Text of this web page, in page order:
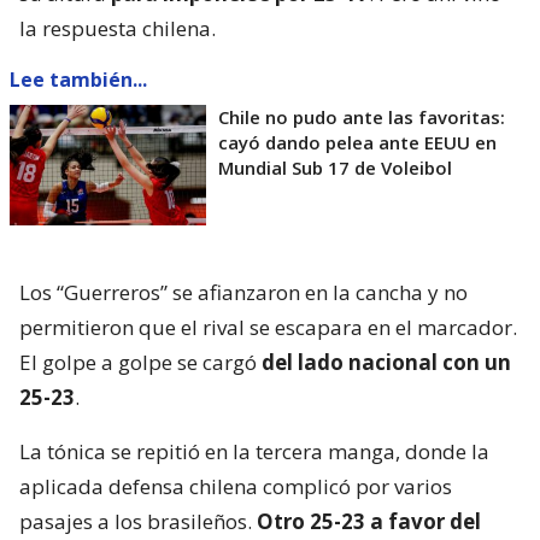
la respuesta chilena.
Lee también...
Chile no pudo ante las favoritas:
cayó dando pelea ante EEUU en
Mundial Sub 17 de Voleibol
Los “Guerreros” se afianzaron en la cancha y no
permitieron que el rival se escapara en el marcador.
El golpe a golpe se cargó del lado nacional con un
25-23.
La tónica se repitió en la tercera manga, donde la
aplicada defensa chilena complicó por varios
pasajes a los brasileños. Otro 25-23 a favor del